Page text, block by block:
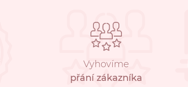
Vyhovíme
přání zákazníka